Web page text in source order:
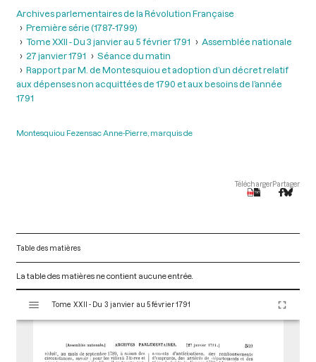
Archives parlementaires de la Révolution Française
Première série (1787-1799)
Tome XXII - Du 3 janvier au 5 février 1791
Assemblée nationale
27 janvier 1791
Séance du matin
Rapport par M. de Montesquiou et adoption d’un décret relatif
aux dépenses non acquittées de 1790 et aux besoins de l’année
1791
Montesquiou Fezensac Anne-Pierre, marquis de
TéléchargerPartager
Table des matières
La table des matières ne contient aucune entrée.
s
Tome XXII - Du 3 janvier au 5 février 1791